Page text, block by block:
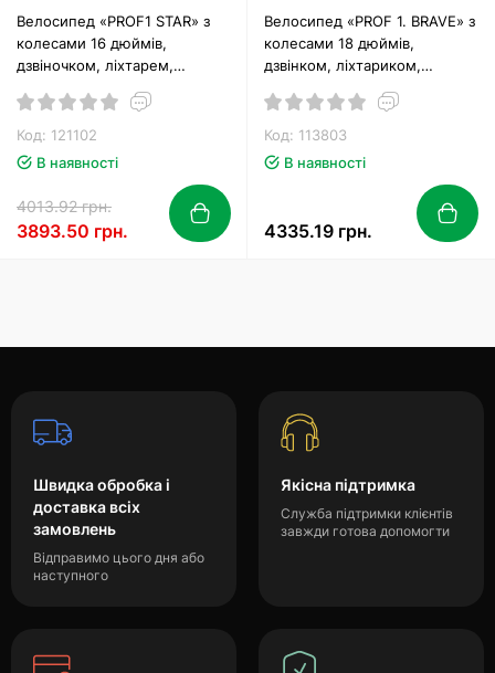
Велосипед «PROF1 STAR» з
колесами 16 дюймів,
дзвіночком, ліхтарем,
колесами, м'ятний.
Код: 121102
В наявності
4013.92 грн.
3893.50 грн.
Велосипед «PROF 1. BRAVE» з
колесами 18 дюймів,
дзвінком, ліхтариком,
колесами, червоний
Код: 113803
В наявності
4335.19 грн.
Швидка обробка і
доставка всіх
замовлень
Відправимо цього дня або
наступного
Якісна підтримка
Служба підтримки клієнтів
завжди готова допомогти